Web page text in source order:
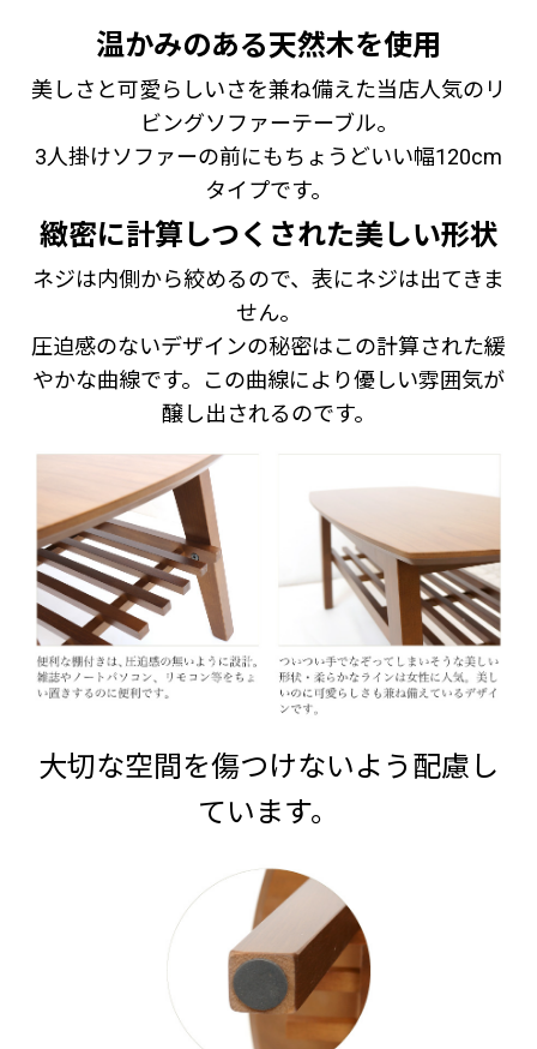
温かみのある天然木を使用
美しさと可愛らしいさを兼ね備えた当店人気のリ
ビングソファーテーブル。
3人掛けソファーの前にもちょうどいい幅120cm
タイプです。
緻密に計算しつくされた美しい形状
ネジは内側から絞めるので、表にネジは出てきま
せん。
圧迫感のないデザインの秘密はこの計算された緩
やかな曲線です。この曲線により優しい雰囲気が
醸し出されるのです。
大切な空間を傷つけないよう配慮し
ています。